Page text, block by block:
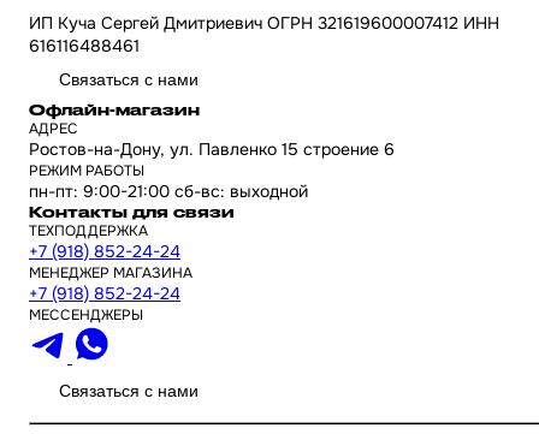
ИП Куча Сергей Дмитриевич ОГРН 321619600007412 ИНН
616116488461
Связаться с нами
Офлайн-магазин
АДРЕС
Ростов-на-Дону, ул. Павленко 15 строение 6
РЕЖИМ РАБОТЫ
пн-пт: 9:00-21:00 сб-вс: выходной
Контакты для связи
ТЕХПОДДЕРЖКА
+7 (918) 852-24-24
МЕНЕДЖЕР МАГАЗИНА
+7 (918) 852-24-24
МЕССЕНДЖЕРЫ
Связаться с нами